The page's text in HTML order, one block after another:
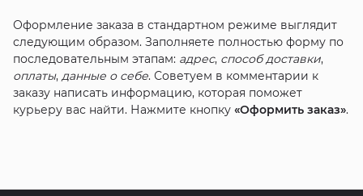
Оформление заказа в стандартном режиме выглядит
следующим образом. Заполняете полностью форму по
последовательным этапам: адрес, способ доставки,
оплаты, данные о себе. Советуем в комментарии к
заказу написать информацию, которая поможет
курьеру вас найти. Нажмите кнопку «Оформить заказ».